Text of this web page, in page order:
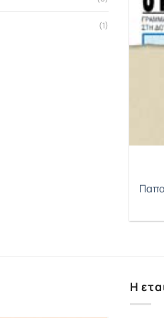
(1)
Η